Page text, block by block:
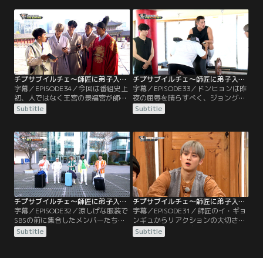
ールすればクリアという“往復ダッ
シュ”。ゴールできず走れば走るほ
ど疲れていくのに、どうやってクリ
アしろというのか。疲れ果てて何と
しても帰りたい4人。
り、チームワークを養うためのトレ
ーニングに挑戦することに。まずは
夜の廃校でそれぞれの適性をチェッ
クするのだが、真っ暗な“実験室”で
メンバーは平常心を失っていく。
チプサブイルチェ～師匠に弟子入り（チャ・ウヌ特集） 第34話／字幕
字幕／EPISODE34／今回は番組史上
初、人ではなく王宮の景福宮が師
匠。そしてバラエティー史上初とな
る景福宮を貸し切りにして、ふだん
バーを案内してくれるのは朝鮮王朝
時代の衣服をまとった史官と“トン
グン”と名乗る少年。5人の中から王
様を選ぶゲームをするなど、楽しい
時間を過ごしながら景福宮の各所を
巡っていた。
Subtitle
チプサブイルチェ～師匠に弟子入り（チャ・ウヌ特集） 第33話／字幕
字幕／EPISODE33／ドンヒョンは昨
夜の屈辱を晴らすべく、ジョングク
とすね相撲で再び対決することに。
絶対に負けないと自信満々だった
も挑戦するが、やはりあっさりと負
け。全敗は悔しいから何か1つは勝
ちたいと話していると、ソンロクが
走りならウヌが速いのではと提案す
る。
Subtitle
チプサブイルチェ～師匠に弟子入り（チャ・ウヌ特集） 第32話／字幕
字幕／EPISODE32／涼しげな服装で
SBSの前に集合したメンバーたち。
今回はバカンスがテーマ。師匠がチ
ャーター機を用意したとのことで、
Subtitle
チプサブイルチェ～師匠に弟子入り（チャ・ウヌ特集） 第31話／字幕
字幕／EPISODE31／師匠のイ・ギョ
ンギュからリアクションの大切さを
教わったあとは、自分たちのキャラ
クターを作ることに。ドンヒョンは
Subtitle